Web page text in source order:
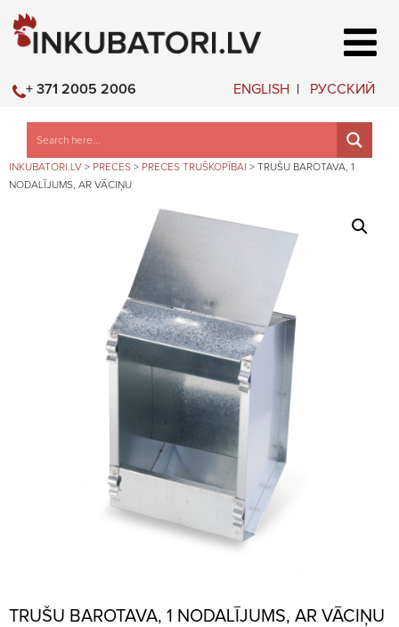
ENGLISH РУССКИЙ
+ 371 2005 2006
INKUBATORI.LV > PRECES > PRECES TRUŠKOPĪBAI > TRUŠU BAROTAVA, 1
NODALĪJUMS, AR VĀCIŅU
TRUŠU BAROTAVA, 1 NODALĪJUMS, AR VĀCIŅU